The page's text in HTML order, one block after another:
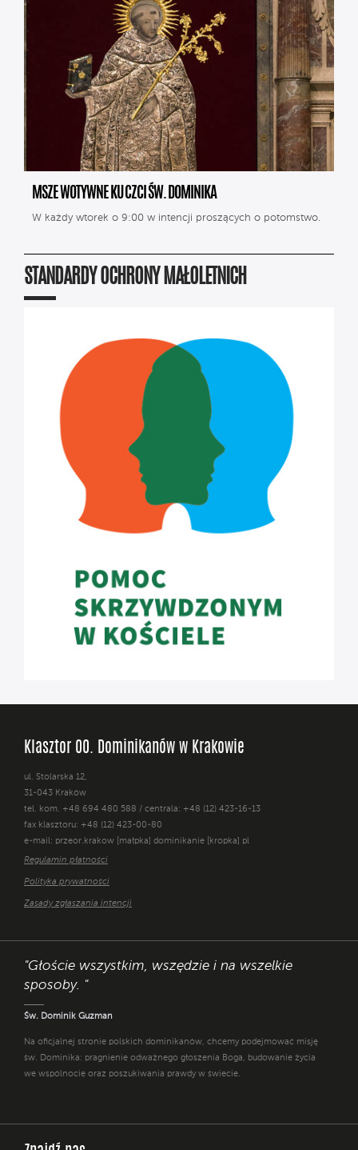
MSZE WOTYWNE KU CZCI ŚW. DOMINIKA
W każdy wtorek o 9:00 w intencji proszących o potomstwo.
STANDARDY OCHRONY MAŁOLETNICH
Klasztor OO. Dominikanów w Krakowie
ul. Stolarska 12,
31-043 Kraków
tel. kom. +48 694 480 588 / centrala: +48 (12) 423-16-13
fax klasztoru: +48 (12) 423-00-80
e-mail: przeor.krakow [małpka] dominikanie [kropka] pl
Regulamin płatności
Polityka prywatności
Zasady zgłaszania intencji
"Głoście wszystkim, wszędzie i na wszelkie
sposoby. "
Św. Dominik Guzman
Na oficjalnej stronie polskich dominikanów, chcemy podejmować misję
św. Dominika: pragnienie odważnego głoszenia Boga, budowanie życia
we wspólnocie oraz poszukiwania prawdy w świecie.